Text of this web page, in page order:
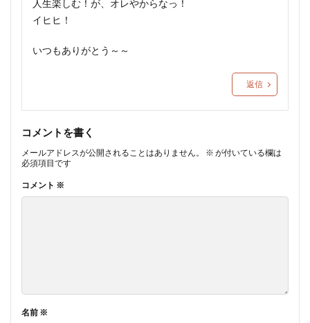
人生楽しむ！が、オレやからなっ！
イヒヒ！
いつもありがとう～～
返信
コメントを書く
メールアドレスが公開されることはありません。 ※ が付いている欄は
必須項目です
コメント ※
名前 ※